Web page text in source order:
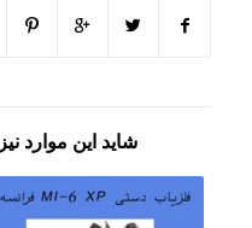
شاید این موارد